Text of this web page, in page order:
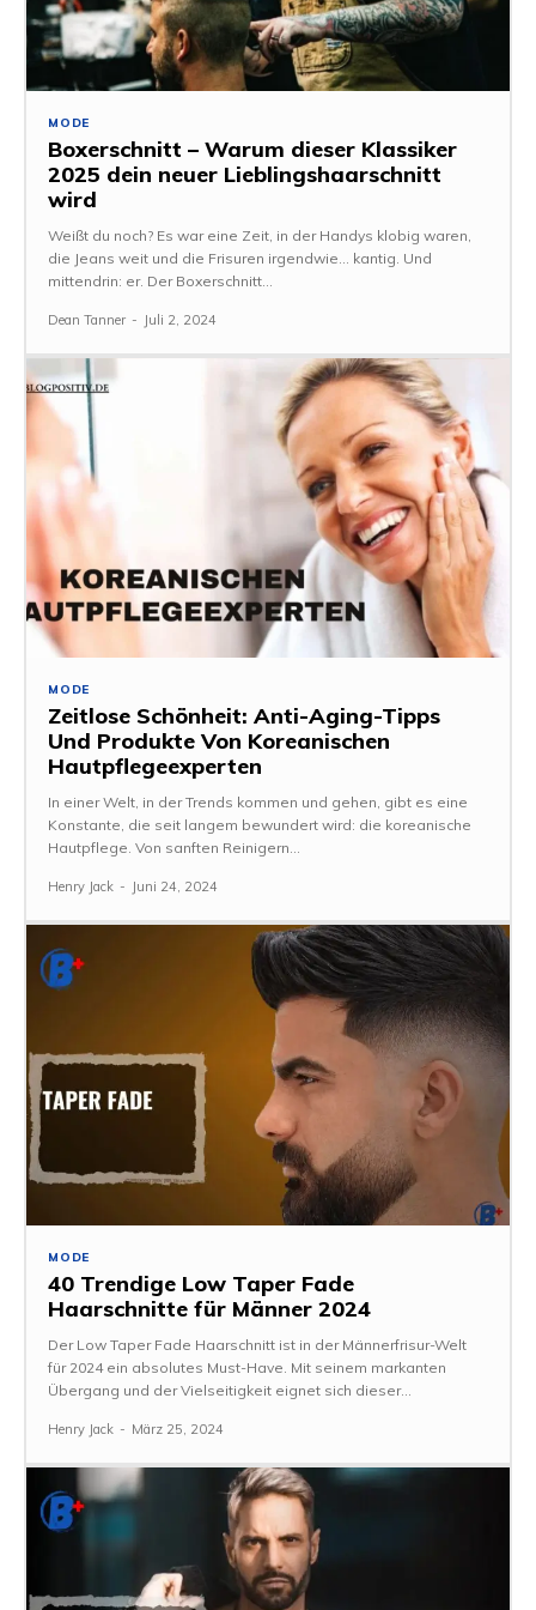
MODE
Boxerschnitt – Warum dieser Klassiker
2025 dein neuer Lieblingshaarschnitt
wird
Weißt du noch? Es war eine Zeit, in der Handys klobig waren,
die Jeans weit und die Frisuren irgendwie… kantig. Und
mittendrin: er. Der Boxerschnitt...
Dean Tanner - Juli 2, 2024
MODE
Zeitlose Schönheit: Anti-Aging-Tipps
Und Produkte Von Koreanischen
Hautpflegeexperten
In einer Welt, in der Trends kommen und gehen, gibt es eine
Konstante, die seit langem bewundert wird: die koreanische
Hautpflege. Von sanften Reinigern...
Henry Jack - Juni 24, 2024
MODE
40 Trendige Low Taper Fade
Haarschnitte für Männer 2024
Der Low Taper Fade Haarschnitt ist in der Männerfrisur-Welt
für 2024 ein absolutes Must-Have. Mit seinem markanten
Übergang und der Vielseitigkeit eignet sich dieser...
Henry Jack - März 25, 2024